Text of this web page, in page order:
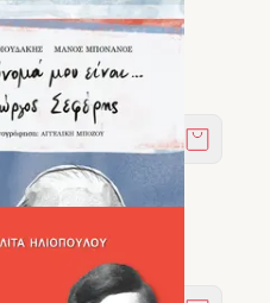
Κική Δημουλά
Μάνος Μπονάνος,
Στο
Γιώργος Σεφέρης
Μάνος Μπονάνος,